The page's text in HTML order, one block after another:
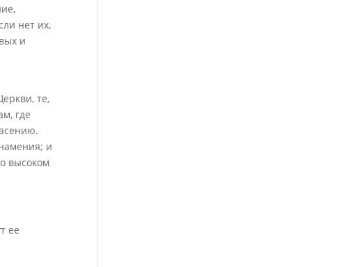
нет их,
и
те,
где
и
высоком
ее